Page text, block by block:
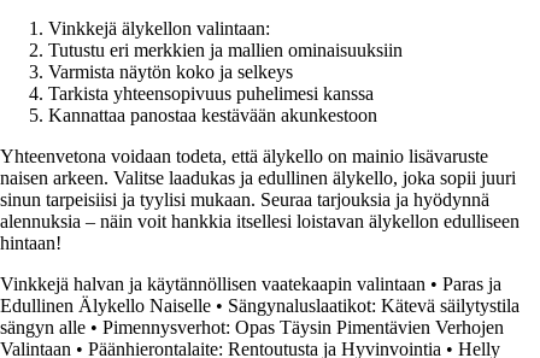
Vinkkejä älykellon valintaan:
Tutustu eri merkkien ja mallien ominaisuuksiin
Varmista näytön koko ja selkeys
Tarkista yhteensopivuus puhelimesi kanssa
Kannattaa panostaa kestävään akunkestoon
Yhteenvetona voidaan todeta, että älykello on mainio lisävaruste
naisen arkeen. Valitse laadukas ja edullinen älykello, joka sopii juuri
sinun tarpeisiisi ja tyylisi mukaan. Seuraa tarjouksia ja hyödynnä
alennuksia – näin voit hankkia itsellesi loistavan älykellon edulliseen
hintaan!
Vinkkejä halvan ja käytännöllisen vaatekaapin valintaan • Paras ja
Edullinen Älykello Naiselle • Sängynaluslaatikot: Kätevä säilytystila
sängyn alle • Pimennysverhot: Opas Täysin Pimentävien Verhojen
Valintaan • Päänhierontalaite: Rentoutusta ja Hyvinvointia • Helly